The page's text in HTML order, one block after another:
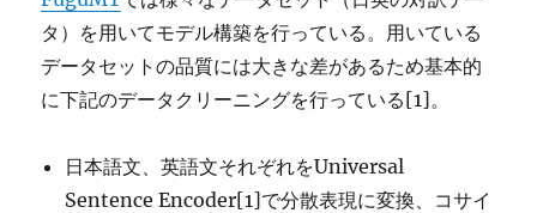
タ）を用いてモデル構築を行っている。用いている
データセットの品質には大きな差があるため基本的
に下記のデータクリーニングを行っている[1]。
日本語文、英語文それぞれをUniversal
Sentence Encoder[1]で分散表現に変換、コサイ